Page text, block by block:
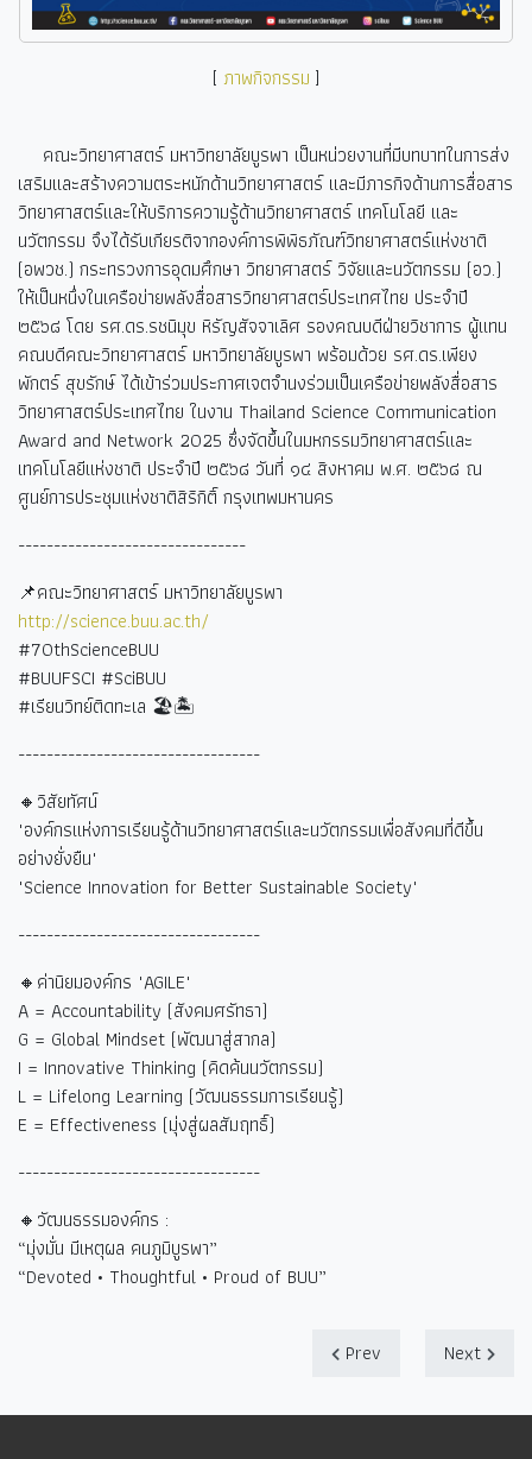
[ ภาพกิจกรรม ]
คณะวิทยาศาสตร์ มหาวิทยาลัยบูรพา เป็นหน่วยงานที่มีบทบาทในการส่ง
เสริมและสร้างความตระหนักด้านวิทยาศาสตร์ และมีภารกิจด้านการสื่อสาร
วิทยาศาสตร์และให้บริการความรู้ด้านวิทยาศาสตร์ เทคโนโลยี และ
นวัตกรรม จึงได้รับเกียรติจากองค์การพิพิธภัณฑ์วิทยาศาสตร์แห่งชาติ
(อพวช.) กระทรวงการอุดมศึกษา วิทยาศาสตร์ วิจัยและนวัตกรรม (อว.)
ให้เป็นหนึ่งในเครือข่ายพลังสื่อสารวิทยาศาสตร์ประเทศไทย ประจำปี
๒๕๖๘ โดย รศ.ดร.รชนิมุข หิรัญสัจจาเลิศ รองคณบดีฝ่ายวิชาการ ผู้แทน
คณบดีคณะวิทยาศาสตร์ มหาวิทยาลัยบูรพา พร้อมด้วย รศ.ดร.เพียง
พักตร์ สุขรักษ์ ได้เข้าร่วมประกาศเจตจำนงร่วมเป็นเครือข่ายพลังสื่อสาร
วิทยาศาสตร์ประเทศไทย ในงาน Thailand Science Communication
Award and Network 2025 ซึ่งจัดขึ้นในมหกรรมวิทยาศาสตร์และ
เทคโนโลยีแห่งชาติ ประจำปี ๒๕๖๘ วันที่ ๑๔ สิงหาคม พ.ศ. ๒๕๖๘ ณ
ศูนย์การประชุมแห่งชาติสิริกิติ์ กรุงเทพมหานคร
--------------------------------
📌คณะวิทยาศาสตร์ มหาวิทยาลัยบูรพา
http://science.buu.ac.th/
#70thScienceBUU
#BUUFSCI #SciBUU
#เรียนวิทย์ติดทะเล 🏖🏝
----------------------------------
🔸วิสัยทัศน์
"องค์กรแห่งการเรียนรู้ด้านวิทยาศาสตร์และนวัตกรรมเพื่อสังคมที่ดีขึ้น
อย่างยั่งยืน"
"Science Innovation for Better Sustainable Society"
----------------------------------
🔸ค่านิยมองค์กร "AGILE"
A = Accountability (สังคมศรัทธา)
G = Global Mindset (พัฒนาสู่สากล)
I = Innovative Thinking (คิดค้นนวัตกรรม)
L = Lifelong Learning (วัฒนธรรมการเรียนรู้)
E = Effectiveness (มุ่งสู่ผลสัมฤทธิ์)
----------------------------------
🔸วัฒนธรรมองค์กร :
“มุ่งมั่น มีเหตุผล คนภูมิบูรพา”
“Devoted • Thoughtful • Proud of BUU”
Prev Next